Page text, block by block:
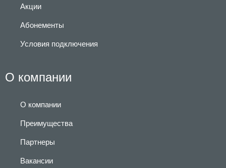
Акции
Абонементы
Условия подключения
О компании
О компании
Преимущества
Партнеры
Вакансии